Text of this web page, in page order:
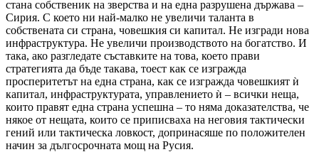
стана собственик на зверства и на една разрушена държава –
Сирия. С което ни най-малко не увеличи таланта в
собствената си страна, човешкия си капитал. Не изгради нова
инфраструктура. Не увеличи производството на богатство. И
така, ако разгледате съставките на това, което прави
стратегията да бъде такава, тоест как се изгражда
просперитетът на една страна, как се изгражда човешкият ѝ
капитал, инфраструктурата, управлението ѝ – всички неща,
които правят една страна успешна – то няма доказателства, че
някое от нещата, които се приписваха на неговия тактически
гений или тактическа ловкост, допринасяше по положителен
начин за дългосрочната мощ на Русия.